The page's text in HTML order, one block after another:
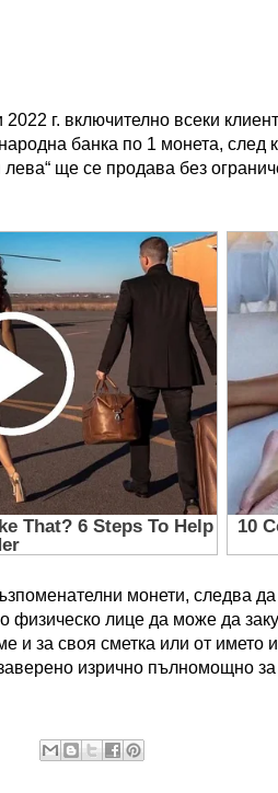
г. включително всеки
банка по 1 монета, след
ще се продава без
монети, следва
физическо лице да може да
и за своя сметка или от името
изрично пълномощно